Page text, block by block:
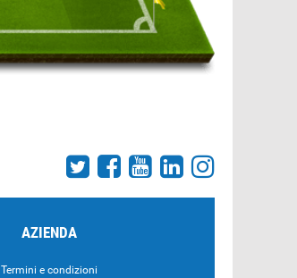
AZIENDA
Termini e condizioni